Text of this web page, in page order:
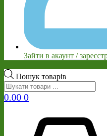
Зайти в акаунт /
Пошук товарів
0.00 0